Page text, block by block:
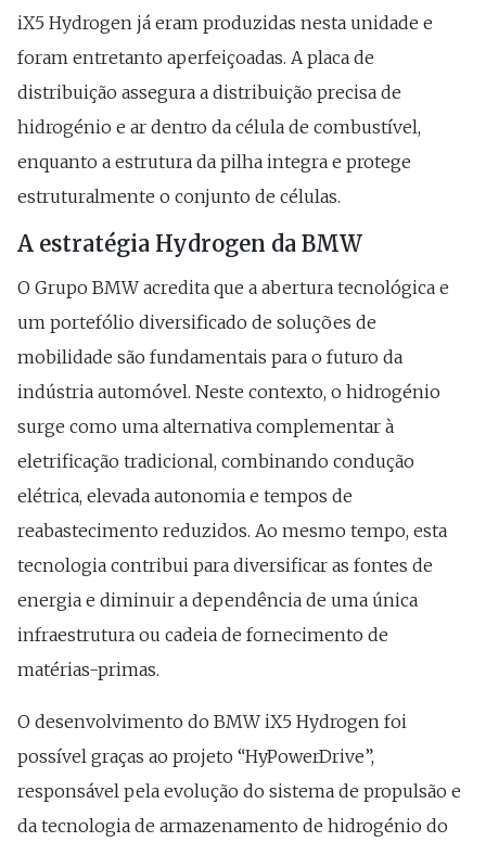
iX5 Hydrogen já eram produzidas nesta unidade e
foram entretanto aperfeiçoadas. A placa de
distribuição assegura a distribuição precisa de
hidrogénio e ar dentro da célula de combustível,
enquanto a estrutura da pilha integra e protege
estruturalmente o conjunto de células.
A estratégia Hydrogen da BMW
O Grupo BMW acredita que a abertura tecnológica e
um portefólio diversificado de soluções de
mobilidade são fundamentais para o futuro da
indústria automóvel. Neste contexto, o hidrogénio
surge como uma alternativa complementar à
eletrificação tradicional, combinando condução
elétrica, elevada autonomia e tempos de
reabastecimento reduzidos. Ao mesmo tempo, esta
tecnologia contribui para diversificar as fontes de
energia e diminuir a dependência de uma única
infraestrutura ou cadeia de fornecimento de
matérias-primas.
O desenvolvimento do BMW iX5 Hydrogen foi
possível graças ao projeto “HyPowerDrive”,
responsável pela evolução do sistema de propulsão e
da tecnologia de armazenamento de hidrogénio do